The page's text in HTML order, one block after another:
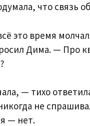
что связь
это время
Дима. — Про
— тихо
не
— нет.